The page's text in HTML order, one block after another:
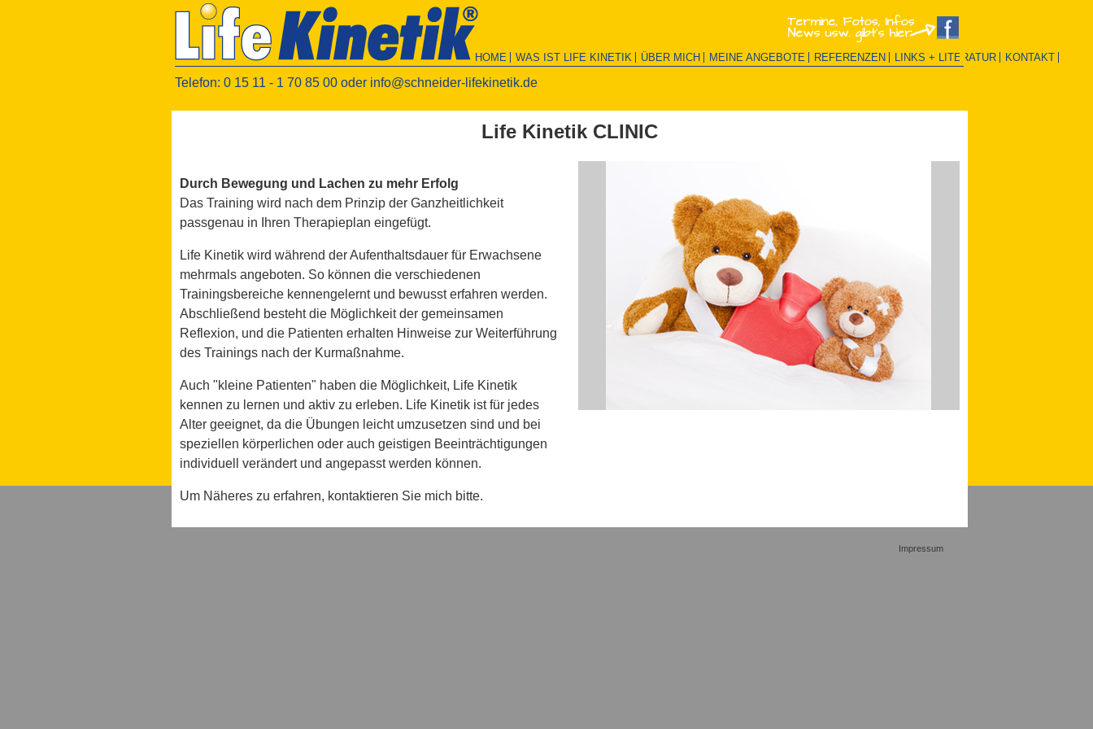
HOME WAS IST LIFE KINETIK ÜBER MICH MEINE ANGEBOTE REFERENZEN LINKS + LITERATUR KONTAKT
Telefon: 0 15 11 - 1 70 85 00 oder info@schneider-lifekinetik.de
Life Kinetik CLINIC
Durch Bewegung und Lachen zu mehr Erfolg
Das Training wird nach dem Prinzip der Ganzheitlichkeit
passgenau in Ihren Therapieplan eingefügt.
Life Kinetik wird während der Aufenthaltsdauer für Erwachsene
mehrmals angeboten. So können die verschiedenen
Trainingsbereiche kennengelernt und bewusst erfahren werden.
Abschließend besteht die Möglichkeit der gemeinsamen
Reflexion, und die Patienten erhalten Hinweise zur Weiterführung
des Trainings nach der Kurmaßnahme.
Auch "kleine Patienten" haben die Möglichkeit, Life Kinetik
kennen zu lernen und aktiv zu erleben. Life Kinetik ist für jedes
Alter geeignet, da die Übungen leicht umzusetzen sind und bei
speziellen körperlichen oder auch geistigen Beeinträchtigungen
individuell verändert und angepasst werden können.
Um Näheres zu erfahren, kontaktieren Sie mich bitte.
Impressum